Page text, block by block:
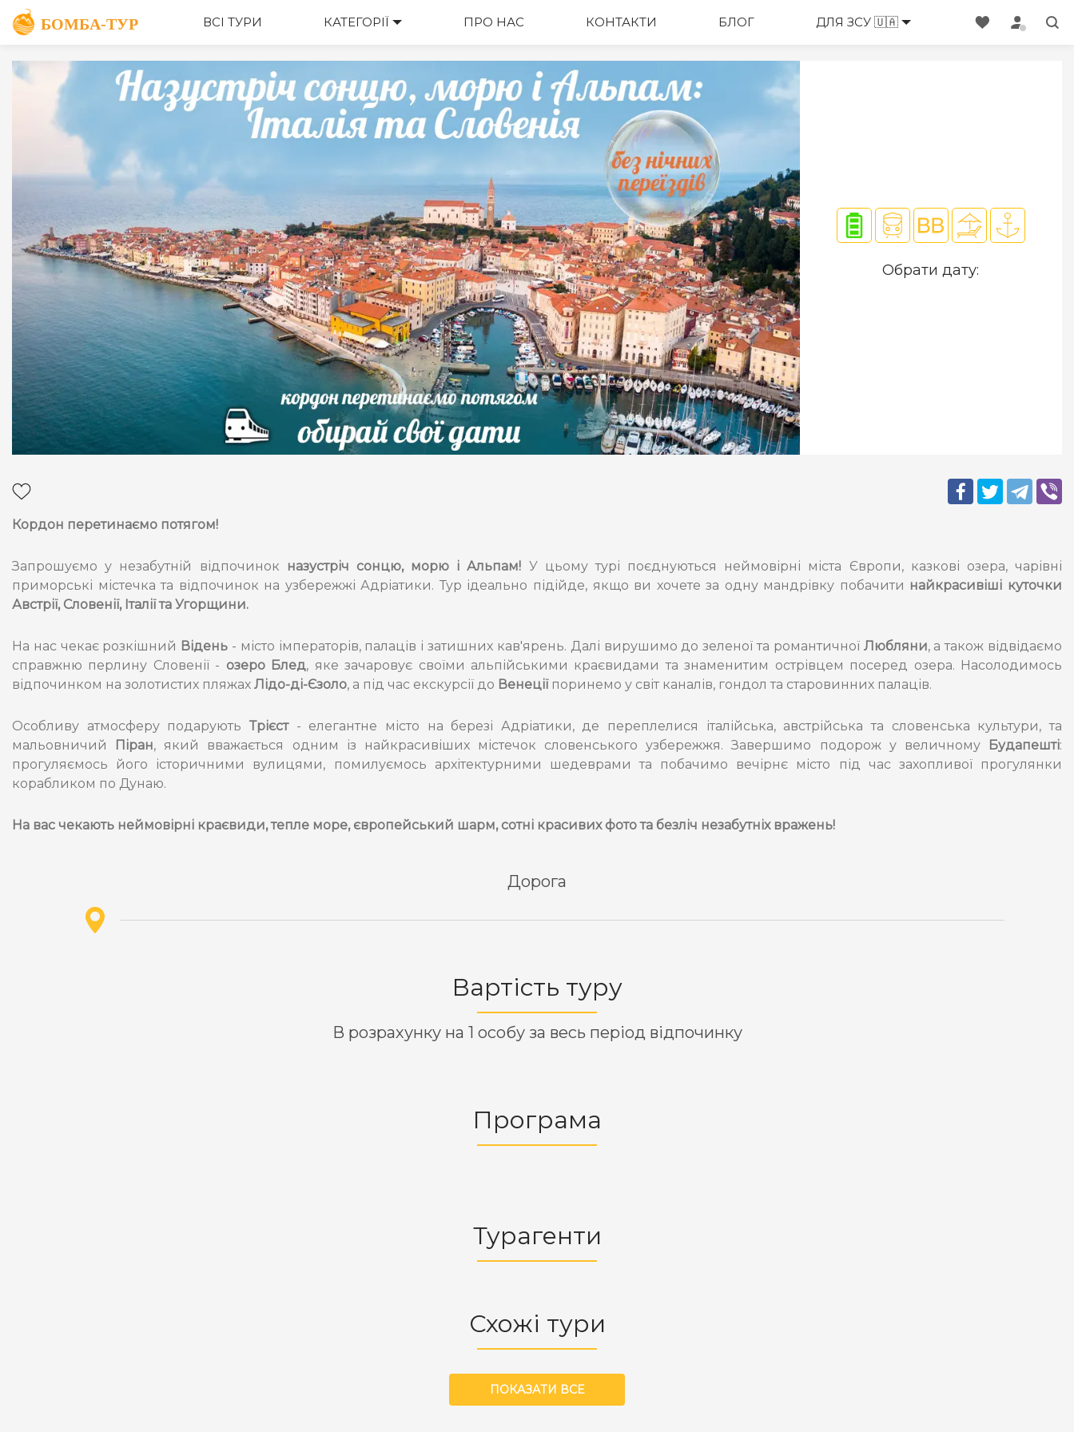
ВСІ ТУРИ КАТЕГОРІЇ ПРО НАС КОНТАКТИ БЛОГ ДЛЯ ЗСУ 🇺🇦
Обрати дату:
Кордон перетинаємо потягом!
Запрошуємо у незабутній відпочинок назустріч сонцю, морю і Альпам! У цьому турі поєднуються неймовірні міста Європи, казкові озера, чарівні
приморські містечка та відпочинок на узбережжі Адріатики. Тур ідеально підійде, якщо ви хочете за одну мандрівку побачити найкрасивіші куточки
Австрії, Словенії, Італії та Угорщини.
На нас чекає розкішний Відень - місто імператорів, палаців і затишних кав'ярень. Далі вирушимо до зеленої та романтичної Любляни, а також відвідаємо
справжню перлину Словенії - озеро Блед, яке зачаровує своїми альпійськими краєвидами та знаменитим острівцем посеред озера. Насолодимось
відпочинком на золотистих пляжах Лідо-ді-Єзоло, а під час екскурсії до Венеціїпоринемо у світ каналів, гондол та старовинних палаців.
Особливу атмосферу подарують Трієст- елегантне місто на березі Адріатики, де переплелися італійська, австрійська та словенська культури, та
мальовничий Піран, який вважається одним із найкрасивіших містечок словенського узбережжя. Завершимо подорож у величному Будапешті:
прогуляємось його історичними вулицями, помилуємось архітектурними шедеврами та побачимо вечірнє місто під час захопливої прогулянки
корабликом по Дунаю.
На вас чекають неймовірні краєвиди, тепле море, європейський шарм, сотні красивих фото та безліч незабутніх вражень!
Дорога
Вартість туру
В розрахунку на 1 особу за весь період відпочинку
Програма
Турагенти
Схожі тури
ПОКАЗАТИ ВСЕ
ОПИС ВАРТІСТЬ МЕНЕДЖЕРИ